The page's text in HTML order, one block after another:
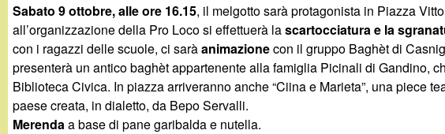
Sabato 9 ottobre, alle ore 16.15, il melgotto sarà protagonista in Piazza
all’organizzazione della Pro Loco si effettuerà lascartocciatura e la
con i ragazzi delle scuole, ci saràanimazionecon il gruppo Baghèt di
presenterà un antico baghèt appartenente alla famiglia Picinali di Gandino,
Biblioteca Civica. In piazza arriveranno anche “Ciina e Marieta”, una piece
paese creata, in dialetto, da Bepo Servalli.
Merenda a base di pane garibalda e nutella.